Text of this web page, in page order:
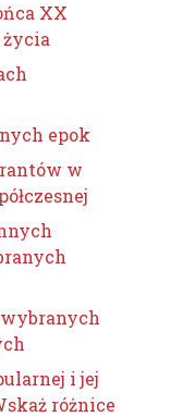
XX
epok
w
i jej
różnice